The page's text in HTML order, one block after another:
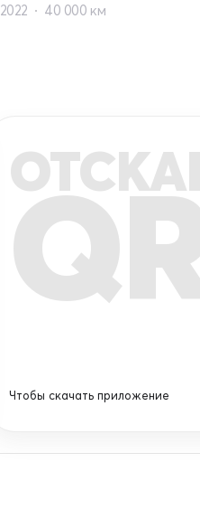
2022 40 000 км
Чтобы скачать приложение